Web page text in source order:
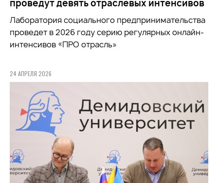
проведут девять отраслевых интенсивов
Лаборатория социального предпринимательства
проведет в 2026 году серию регулярных онлайн-
интенсивов «ПРО отрасль»
24 АПРЕЛЯ 2026